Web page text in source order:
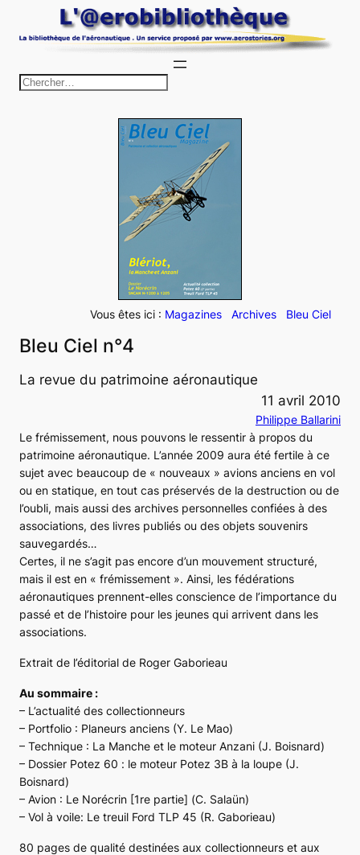
au
c
h
r
c
Vous êtes ici : Magazines Archives Bleu Ciel
Bleu Ciel n°4
La revue du patrimoine aéronautique
11 avril 2010
Philippe Ballarini
Le frémissement, nous pouvons le ressentir à propos du
patrimoine aéronautique. L’année 2009 aura été fertile à ce
sujet avec beaucoup de « nouveaux » avions anciens en vol
ou en statique, en tout cas préservés de la destruction ou de
l’oubli, mais aussi des archives personnelles confiées à des
associations, des livres publiés ou des objets souvenirs
sauvegardés…
Certes, il ne s’agit pas encore d’un mouvement structuré,
mais il est en « frémissement ». Ainsi, les fédérations
aéronautiques prennent-elles conscience de l’importance du
passé et de l’histoire pour les jeunes qui arrivent dans les
associations.
Extrait de l’éditorial de Roger Gaborieau
Au sommaire :
– L’actualité des collectionneurs
– Portfolio : Planeurs anciens (Y. Le Mao)
– Technique : La Manche et le moteur Anzani (J. Boisnard)
– Dossier Potez 60 : le moteur Potez 3B à la loupe (J.
Boisnard)
– Avion : Le Norécrin [1re partie] (C. Salaün)
– Vol à voile: Le treuil Ford TLP 45 (R. Gaborieau)
80 pages de qualité destinées aux collectionneurs et aux